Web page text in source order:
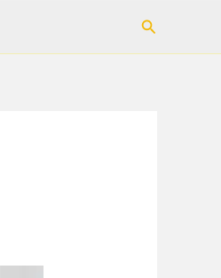
Suchen